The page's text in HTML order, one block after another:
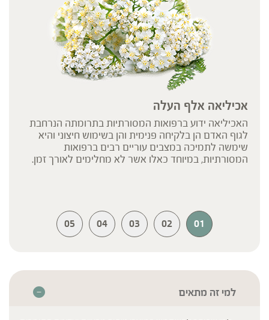
אכיליאה אלף העלה
האכיליאה ידוע ברפואות המסורתיות בתרומתה הנרחבת
לגוף האדם הן בלקיחה פנימית והן בשימוש חיצוני והיא
שימשה לתמיכה במצבים עוריים רבים ברפואות
המסורתיות, במיוחד כאלו אשר לא מחלימים לאורך זמן.
01
02
03
04
05
למי זה מתאים